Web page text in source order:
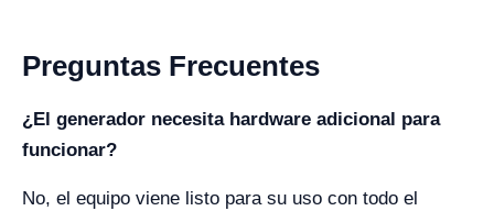
Preguntas Frecuentes
¿El generador necesita hardware adicional para
funcionar?
No, el equipo viene listo para su uso con todo el